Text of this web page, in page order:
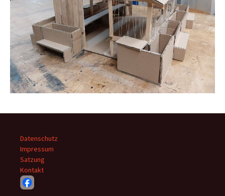
Datenschutz
Impressum
Satzung
Kontakt